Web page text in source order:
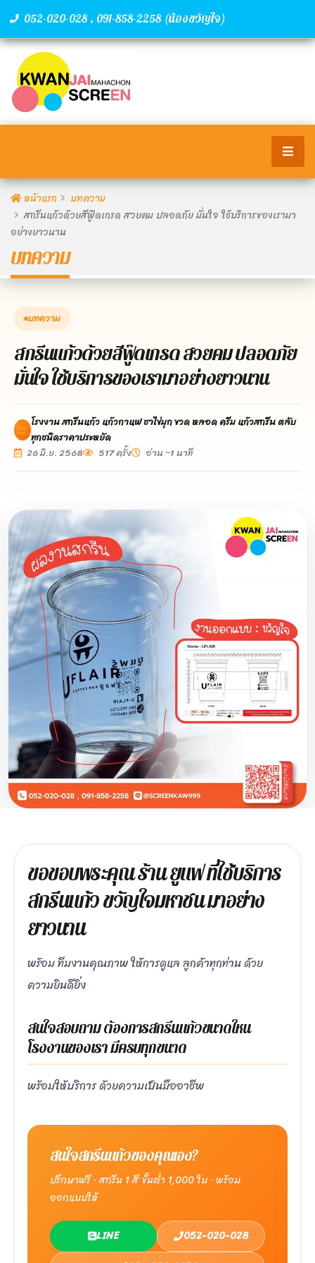
052-020-028 , 091-858-2258 (น้องขวัญใจ)
หน้าแรก
บทความ
สกรีนแก้วด้วยสีฟู๊ดเกรด สวยคม ปลอดภัย มั่นใจ ใช้บริการของเรามา
อย่างยาวนาน
บทความ
บทความ
สกรีนแก้วด้วยสีฟู๊ดเกรด สวยคม ปลอดภัย
มั่นใจ ใช้บริการของเรามาอย่างยาวนาน
โรงงาน สกรีนแก้ว แก้วกาแฟ ชาไข่มุก ขวด หลอด ครีม แก้วสกรีน ตลับ
ทุกชนิดราคาประหยัด
26 มิ.ย. 2568
517 ครั้ง อ่าน ~1 นาที
ขอขอบพระคุณ ร้าน ยูแฟ ที่ใช้บริการ
สกรีนแก้ว ขวัญใจมหาชน มาอย่าง
ยาวนาน
พร้อม ทีมงานคุณภาพ ให้การดูแล ลูกค้าทุกท่าน ด้วย
ความยินดียิ่ง
สนใจสอบถาม ต้องการสกรีนแก้วขนาดใหน
โรงงานของเรา มีครบทุกขนาด
พร้อมให้บริการ ด้วยความเป็นมืออาชีพ
สนใจสกรีนแก้วของคุณเอง?
ปรึกษาฟรี · สกรีน 1 สี ขั้นต่ำ 1,000 ใบ · พร้อม
ออกแบบให้
LINE
052-020-028